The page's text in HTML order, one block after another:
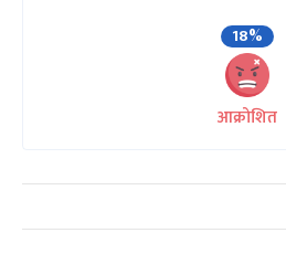
18%
आक्रोशित